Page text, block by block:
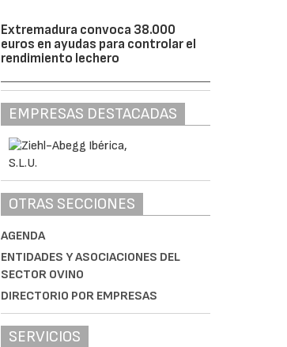
Extremadura convoca 38.000
euros en ayudas para controlar el
rendimiento lechero
EMPRESAS DESTACADAS
OTRAS SECCIONES
AGENDA
ENTIDADES Y ASOCIACIONES DEL
SECTOR OVINO
DIRECTORIO POR EMPRESAS
SERVICIOS